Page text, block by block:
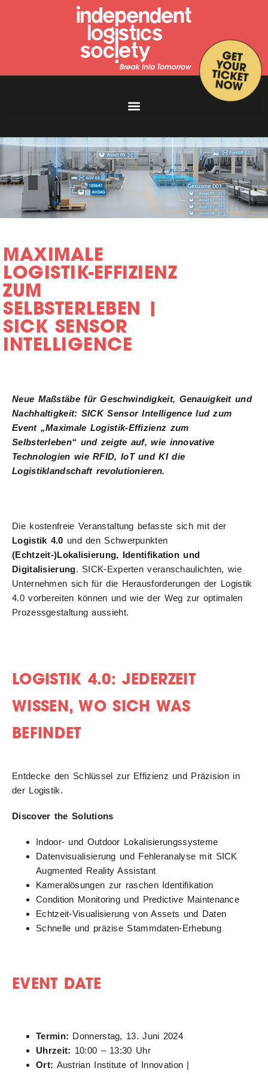
MAXIMALE
LOGISTIK-EFFIZIENZ
ZUM
SELBSTERLEBEN |
SICK SENSOR
INTELLIGENCE
Neue Maßstäbe für Geschwindigkeit, Genauigkeit und
Nachhaltigkeit: SICK Sensor Intelligence lud zum
Event „Maximale Logistik-Effizienz zum
Selbsterleben“ und zeigte auf, wie innovative
Technologien wie RFID, IoT und KI die
Logistiklandschaft revolutionieren.
Die kostenfreie Veranstaltung befasste sich mit der
Logistik 4.0 und den Schwerpunkten
(Echtzeit-)Lokalisierung, Identifikation und
Digitalisierung. SICK-Experten veranschaulichten, wie
Unternehmen sich für die Herausforderungen der Logistik
4.0 vorbereiten können und wie der Weg zur optimalen
Prozessgestaltung aussieht.
LOGISTIK 4.0: JEDERZEIT
WISSEN, WO SICH WAS
BEFINDET
Entdecke den Schlüssel zur Effizienz und Präzision in
der Logistik.
Discover the Solutions
Indoor- und Outdoor Lokalisierungssysteme
Datenvisualisierung und Fehleranalyse mit SICK
Augmented Reality Assistant
Kameralösungen zur raschen Identifikation
Condition Monitoring und Predictive Maintenance
Echtzeit-Visualisierung von Assets und Daten
Schnelle und präzise Stammdaten-Erhebung
EVENT DATE
Termin: Donnerstag, 13. Juni 2024
Uhrzeit: 10:00 – 13:30 Uhr
Ort: Austrian Institute of Innovation |